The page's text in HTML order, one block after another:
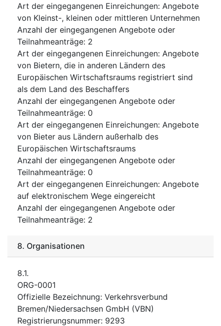
Art der eingegangenen Einreichungen: Angebote
von Kleinst-, kleinen oder mittleren Unternehmen
Anzahl der eingegangenen Angebote oder
Teilnahmeanträge: 2
Art der eingegangenen Einreichungen: Angebote
von Bietern, die in anderen Ländern des
Europäischen Wirtschaftsraums registriert sind
als dem Land des Beschaffers
Anzahl der eingegangenen Angebote oder
Teilnahmeanträge: 0
Art der eingegangenen Einreichungen: Angebote
von Bieter aus Ländern außerhalb des
Europäischen Wirtschaftsraums
Anzahl der eingegangenen Angebote oder
Teilnahmeanträge: 0
Art der eingegangenen Einreichungen: Angebote
auf elektronischem Wege eingereicht
Anzahl der eingegangenen Angebote oder
Teilnahmeanträge: 2
8. Organisationen
8.1.
ORG-0001
Offizielle Bezeichnung: Verkehrsverbund
Bremen/Niedersachsen GmbH (VBN)
Registrierungsnummer: 9293